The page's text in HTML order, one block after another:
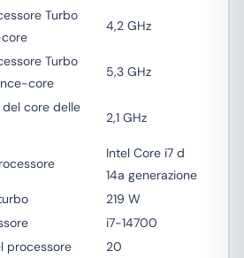
Turbo
4,2 GHz
Turbo
core
5,3 GHz
core delle
2,1 GHz
Intel Core i7 d
14a generazione
219 W
i7-14700
processore
20